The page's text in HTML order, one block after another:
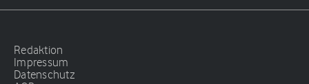
Redaktion
Impressum
Datenschutz